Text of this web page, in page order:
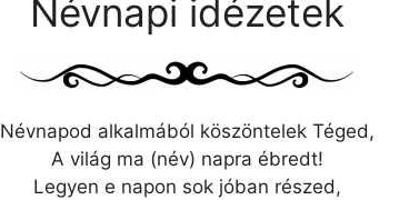
Névnapi idézetek
Névnapod alkalmából köszöntelek Téged,
A világ ma (név) napra ébredt!
Legyen e napon sok jóban részed,